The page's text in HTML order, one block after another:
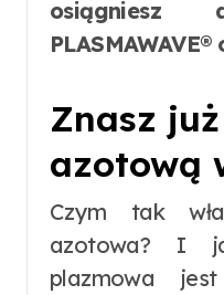
osiągniesz
Znasz
azotową
Czym tak
azotowa? I
plazmowa